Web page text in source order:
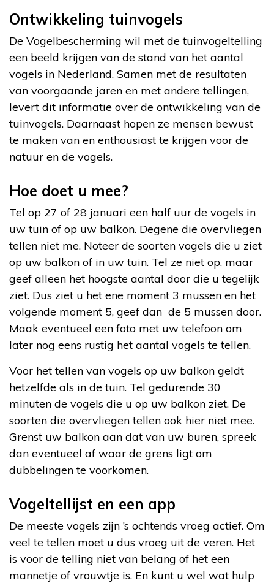
Ontwikkeling tuinvogels
De Vogelbescherming wil met de tuinvogeltelling
een beeld krijgen van de stand van het aantal
vogels in Nederland. Samen met de resultaten
van voorgaande jaren en met andere tellingen,
levert dit informatie over de ontwikkeling van de
tuinvogels. Daarnaast hopen ze mensen bewust
te maken van en enthousiast te krijgen voor de
natuur en de vogels.
Hoe doet u mee?
Tel op 27 of 28 januari een half uur de vogels in
uw tuin of op uw balkon. Degene die overvliegen
tellen niet me. Noteer de soorten vogels die u ziet
op uw balkon of in uw tuin. Tel ze niet op, maar
geef alleen het hoogste aantal door die u tegelijk
ziet. Dus ziet u het ene moment 3 mussen en het
volgende moment 5, geef dan de 5 mussen door.
Maak eventueel een foto met uw telefoon om
later nog eens rustig het aantal vogels te tellen.
Voor het tellen van vogels op uw balkon geldt
hetzelfde als in de tuin. Tel gedurende 30
minuten de vogels die u op uw balkon ziet. De
soorten die overvliegen tellen ook hier niet mee.
Grenst uw balkon aan dat van uw buren, spreek
dan eventueel af waar de grens ligt om
dubbelingen te voorkomen.
Vogeltellijst en een app
De meeste vogels zijn ’s ochtends vroeg actief. Om
veel te tellen moet u dus vroeg uit de veren. Het
is voor de telling niet van belang of het een
mannetje of vrouwtje is. En kunt u wel wat hulp